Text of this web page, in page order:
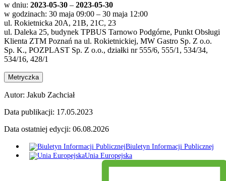
w dniu: 2023-05-30 – 2023-05-30
w godzinach: 30 maja 09:00 – 30 maja 12:00
ul. Rokietnicka 20A, 21B, 21C, 23
ul. Daleka 25, budynek TPBUS Tarnowo Podgórne, Punkt Obsługi
Klienta ZTM Poznań na ul. Rokietnickiej, MW Gastro Sp. Z o.o.
Sp. K., POZPLAST Sp. Z o.o., działki nr 555/6, 555/1, 534/34,
534/16, 428/1
Metryczka
Autor: Jakub Zachciał
Data publikacji: 17.05.2023
Data ostatniej edycji: 06.08.2026
Biuletyn Informacji Publicznej
Unia Europejska